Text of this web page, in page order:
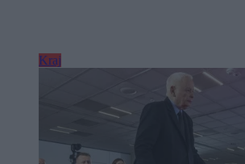
Kraj